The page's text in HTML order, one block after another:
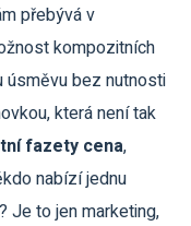
přebývá v
kompozitních
bez nutnosti
která není tak
fazety cena,
nabízí jednu
Je to jen marketing,